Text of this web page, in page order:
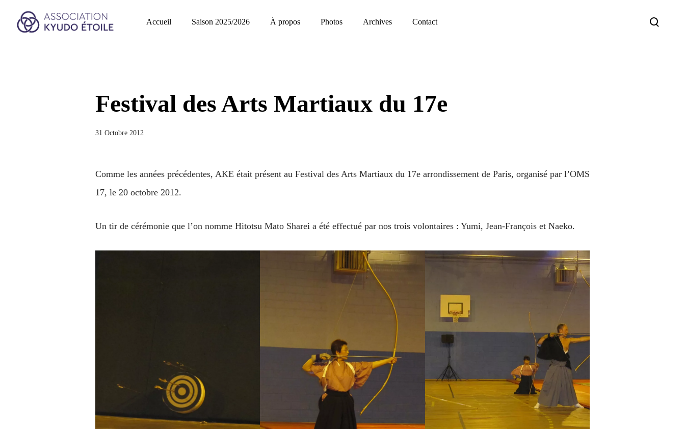
Accueil Saison 2025/2026 À propos Photos Archives Contact
Festival des Arts Martiaux du 17e
31 Octobre 2012
Comme les années précédentes, AKE était présent au Festival des Arts Martiaux du 17e arrondissement de Paris, organisé par l’OMS
17, le 20 octobre 2012.
Un tir de cérémonie que l’on nomme Hitotsu Mato Sharei a été effectué par nos trois volontaires : Yumi, Jean-François et Naeko.